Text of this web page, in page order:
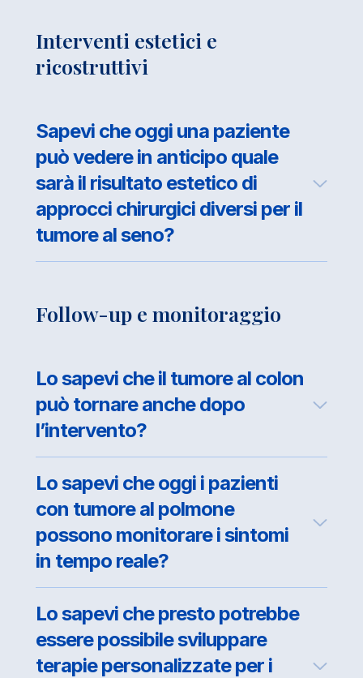
Interventi estetici e
ricostruttivi
Sapevi che oggi una paziente
può vedere in anticipo quale
sarà il risultato estetico di
approcci chirurgici diversi per il
tumore al seno?
Follow-up e monitoraggio
Lo sapevi che il tumore al colon
può tornare anche dopo
l’intervento?
Lo sapevi che oggi i pazienti
con tumore al polmone
possono monitorare i sintomi
in tempo reale?
Lo sapevi che presto potrebbe
essere possibile sviluppare
terapie personalizzate per i